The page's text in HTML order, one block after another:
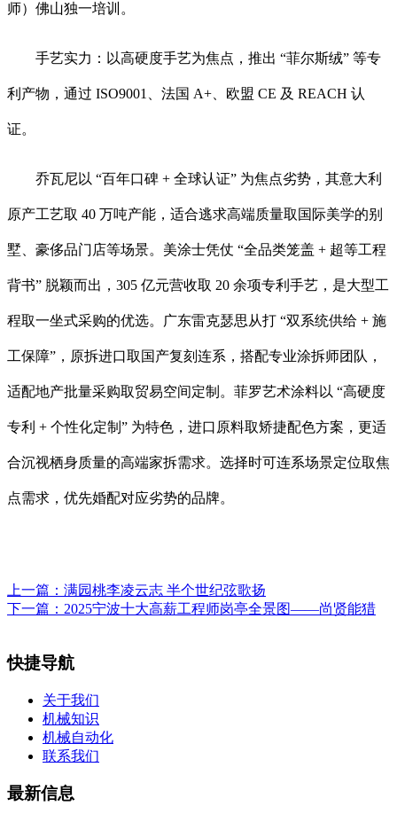
师）佛山独一培训。
手艺实力：以高硬度手艺为焦点，推出 “菲尔斯绒” 等专
利产物，通过 ISO9001、法国 A+、欧盟 CE 及 REACH 认
证。
乔瓦尼以 “百年口碑 + 全球认证” 为焦点劣势，其意大利
原产工艺取 40 万吨产能，适合逃求高端质量取国际美学的别
墅、豪侈品门店等场景。美涂士凭仗 “全品类笼盖 + 超等工程
背书” 脱颖而出，305 亿元营收取 20 余项专利手艺，是大型工
程取一坐式采购的优选。广东雷克瑟思从打 “双系统供给 + 施
工保障”，原拆进口取国产复刻连系，搭配专业涂拆师团队，
适配地产批量采购取贸易空间定制。菲罗艺术涂料以 “高硬度
专利 + 个性化定制” 为特色，进口原料取矫捷配色方案，更适
合沉视栖身质量的高端家拆需求。选择时可连系场景定位取焦
点需求，优先婚配对应劣势的品牌。
上一篇： 满园桃李凌云志 半个世纪弦歌扬
下一篇： 2025宁波十大高薪工程师岗亭全景图——尚贤能猎
快捷导航
关于我们
机械知识
机械自动化
联系我们
最新信息